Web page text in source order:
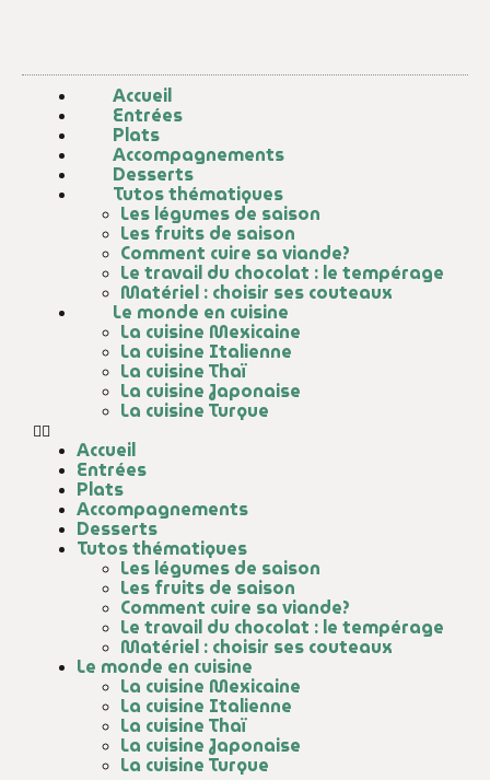
Accueil
Entrées
Plats
Accompagnements
Desserts
Tutos thématiques
Les légumes de saison
Les fruits de saison
Comment cuire sa viande?
Le travail du chocolat : le tempérage
Matériel : choisir ses couteaux
Le monde en cuisine
La cuisine Mexicaine
La cuisine Italienne
La cuisine Thaï
La cuisine Japonaise
La cuisine Turque
Accueil
Entrées
Plats
Accompagnements
Desserts
Tutos thématiques
Les légumes de saison
Les fruits de saison
Comment cuire sa viande?
Le travail du chocolat : le tempérage
Matériel : choisir ses couteaux
Le monde en cuisine
La cuisine Mexicaine
La cuisine Italienne
La cuisine Thaï
La cuisine Japonaise
La cuisine Turque